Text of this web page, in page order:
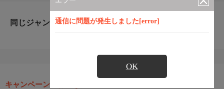
通信に問題が発生しました[error]
OK
同じジャンルのおすすめ番組
キャンペーン・お得な情報